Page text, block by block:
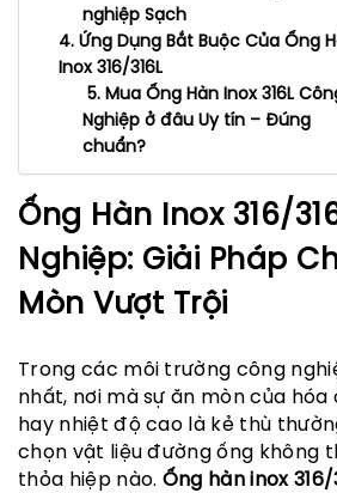
nghiệp Sạch
4. Ứng Dụng Bắt Buộc Của Ống
Inox 316/316L
5. Mua Ống Hàn Inox 316L
Nghiệp ở đâu Uy tín – Đúng
chuẩn?
Ống Hàn Inox 316/
Nghiệp: Giải Pháp
Mòn Vượt Trội
Trong các môi trường công
nhất, nơi mà sự ăn mòn của hóa
hay nhiệt độ cao là kẻ thù
chọn vật liệu đường ống không
thỏa hiệp nào. Ống hàn inox